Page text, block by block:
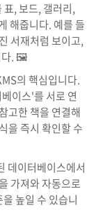
, 보드, 갤러리,
해줍니다. 예를 들
서재처럼 보이고,
다. 🖼️
의 핵심입니다.
이스'를 서로 연
고한 책을 연결해
을 즉시 확인할 수
데이터베이스에서
가져와 자동으로
높일 수 있습니